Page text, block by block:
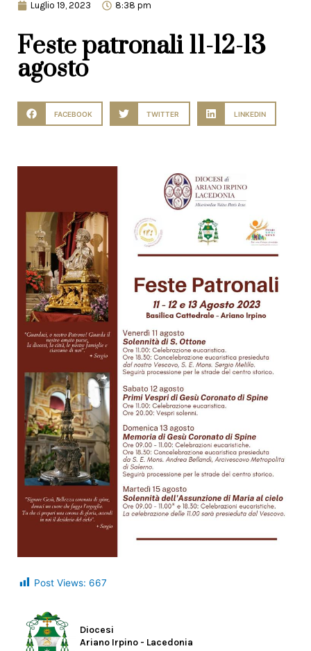
Luglio 19, 2023 8:38 pm
Feste patronali 11-12-13
agosto
FACEBOOK TWITTER LINKEDIN
Post Views: 667
Diocesi
Ariano Irpino - Lacedonia